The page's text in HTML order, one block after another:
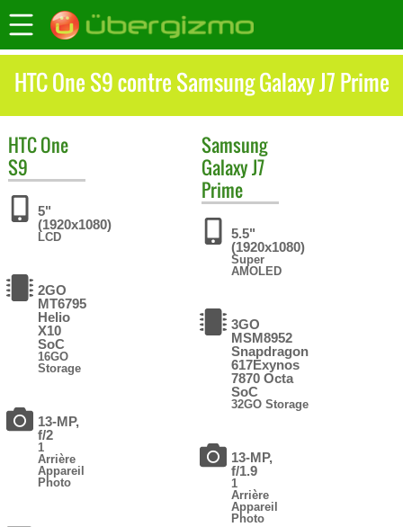
HTC One S9 contre Samsung Galaxy J7 Prime
HTCOne
S9
5"
(1920x1080)
LCD
2GO
MT6795
Helio
X10
SoC
16GO
Storage
13-MP,
f/2
1
Arrière
Appareil
Photo
Samsung
Galaxy J7
Prime
5.5"
(1920x1080)
Super
AMOLED
3GO
MSM8952
Snapdragon
617Exynos
7870 Octa
SoC
32GO Storage
13-MP,
f/1.9
1
Arrière
Appareil
Photo